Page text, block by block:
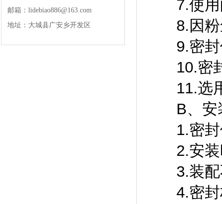
邮箱：lidebiao886@163.com
地址：大城县广安乡开发区
7.使用
8.因粉
9.密封件
10.密封
11.选用
B、安
1.密封
2.安装时
3.装配
4.密封